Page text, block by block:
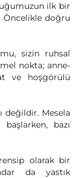
ilk bir
Öncelikle doğru
sizin ruhsal
nokta; anne-
ve hoşgörülü
değildir. Mesela
bazı
olarak bir
da yastık